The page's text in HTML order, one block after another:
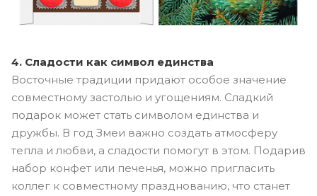
4. Сладости как символ единства
Восточные традиции придают особое значение
совместному застолью и угощениям. Сладкий
подарок может стать символом единства и
дружбы. В год Змеи важно создать атмосферу
тепла и любви, а сладости помогут в этом. Подарив
набор конфет или печенья, можно пригласить
коллег к совместному празднованию, что станет